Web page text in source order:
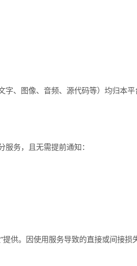
、图像、音频、源代码等）均归本
务，且无需提前通知：
供。因使用服务导致的直接或间接损